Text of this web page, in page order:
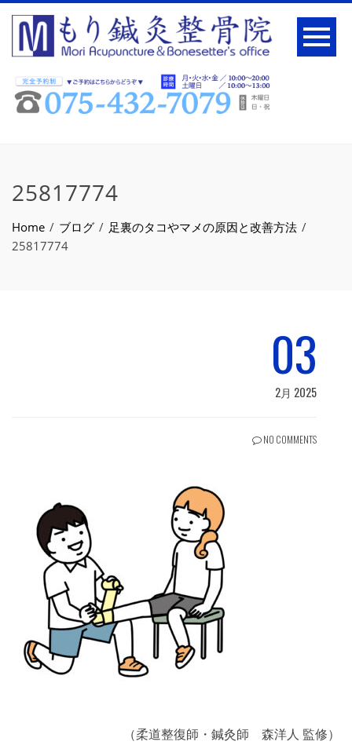
25817774
Home ブログ
足裏のタコやマメの原因と改善方法
25817774
03
2月 2025
NO COMMENTS
（柔道整復師・鍼灸師 森洋人 監修）